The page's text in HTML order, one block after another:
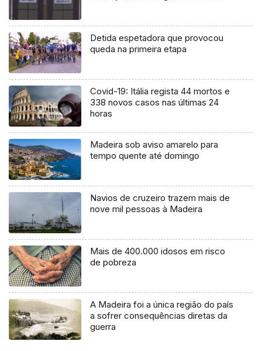
Detida espetadora que provocou
queda na primeira etapa
Covid-19: Itália regista 44 mortos e
338 novos casos nas últimas 24
horas
Madeira sob aviso amarelo para
tempo quente até domingo
Navios de cruzeiro trazem mais de
nove mil pessoas à Madeira
Mais de 400.000 idosos em risco
de pobreza
A Madeira foi a única região do país
a sofrer consequências diretas da
guerra